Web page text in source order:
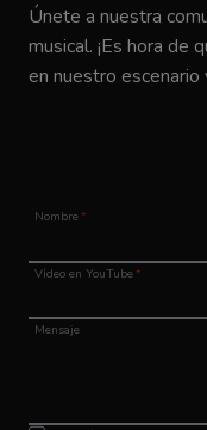
Únete a nuestra
musical. ¡Es hora de
en nuestro escenario
Nombre*
Vídeo en YouTube*
Mensaje